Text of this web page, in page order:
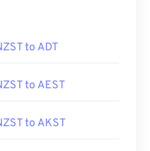
to ADT
to AEST
to AKST